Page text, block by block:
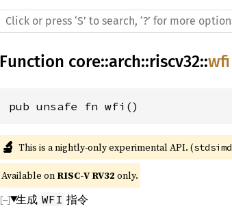
Function core::arch::riscv32::wfi
pub unsafe fn wfi()
🔬 This is a nightly-only experimental API. (stdsimd
Available on RISC-V RV32 only.
生成 WFI 指令